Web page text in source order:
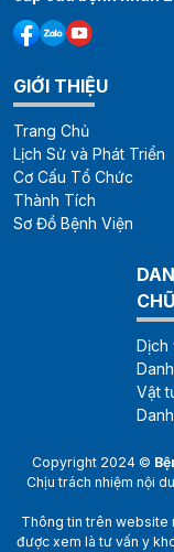
GIỚI THIỆU
Trang Chủ
Lịch Sử và Phát Triển
Cơ Cấu Tổ Chức
Thành Tích
Sơ Đồ Bệnh Viện
Dịch
Vật
Copyright 2024 ©
Chịu trách nhiệm nội
Thông tin trên website
được xem là tư vấn y